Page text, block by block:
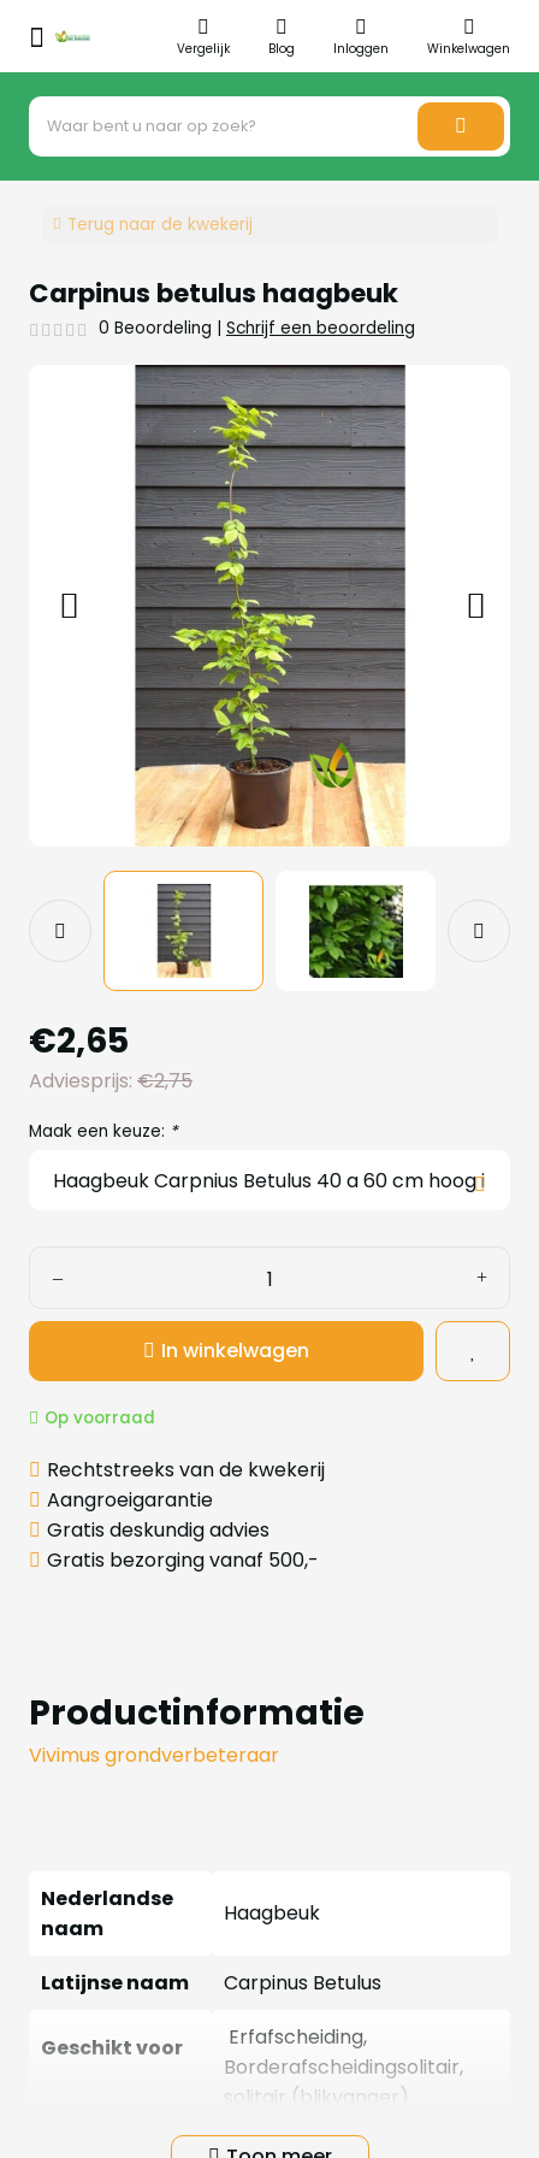
Vergelijk Blog Inloggen Winkelwagen
Terug naar de kwekerij
Carpinus betulus haagbeuk
0 Beoordeling | Schrijf een beoordeling
€2,65
Adviesprijs: €2,75
Maak een keuze: *
In winkelwagen
Op voorraad
Rechtstreeks van de kwekerij
Aangroeigarantie
Gratis deskundig advies
Gratis bezorging vanaf 500,-
Productinformatie
Vivimus grondverbeteraar
Nederlandse
naam
Haagbeuk
Latijnse naam Carpinus Betulus
Geschikt voor
Erfafscheiding,
Borderafscheidingsolitair,
solitair (blikvanger)
Nee